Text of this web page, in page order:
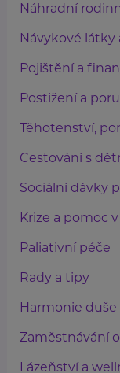
Náhradní
Návykové látky
Pojištění a
Postižení a
Těhotenství,
Cestování s
Sociální dávky
Krize a pomoc
Paliativní péče
Rady a tipy
Harmonie duše
Zaměstnávání
Lázeňství a